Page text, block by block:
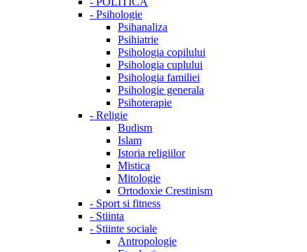
- Psihologie
Psihanaliza
Psihiatrie
Psihologia copilului
Psihologia cuplului
Psihologia familiei
Psihologie generala
Psihoterapie
- Religie
Budism
Islam
Istoria religiilor
Mistica
Mitologie
Ortodoxie Crestinism
- Sport si fitness
- Stiinta
- Stiinte sociale
Antropologie